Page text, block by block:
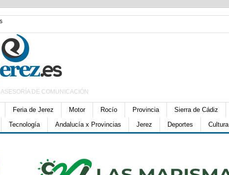
ASESORÍA DE COMUNICACIÓN
Feria de Jerez Motor Rocío Provincia Sierra de Cádiz
Tecnología Andalucía x Provincias Jerez Deportes Cultura